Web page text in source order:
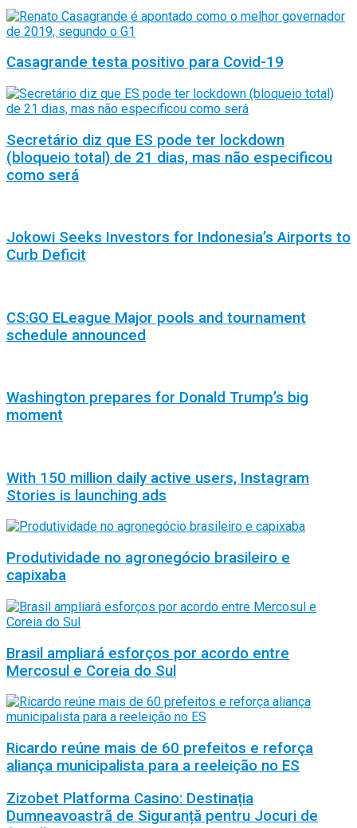
Casagrande testa positivo para Covid-19
Secretário diz que ES pode ter lockdown
(bloqueio total) de 21 dias, mas não especificou
como será
Jokowi Seeks Investors for Indonesia’s Airports to
Curb Deficit
CS:GO ELeague Major pools and tournament
schedule announced
Washington prepares for Donald Trump’s big
moment
With 150 million daily active users, Instagram
Stories is launching ads
Produtividade no agronegócio brasileiro e
capixaba
Brasil ampliará esforços por acordo entre
Mercosul e Coreia do Sul
Ricardo reúne mais de 60 prefeitos e reforça
aliança municipalista para a reeleição no ES
Zizobet Platforma Casino: Destinația
Dumneavoastră de Siguranță pentru Jocuri de